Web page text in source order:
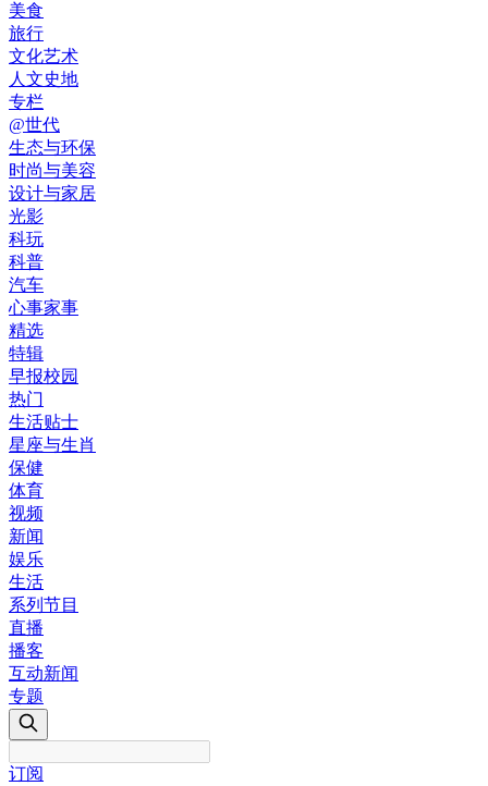
美食
旅行
文化艺术
人文史地
专栏
@世代
生态与环保
时尚与美容
设计与家居
光影
科玩
科普
汽车
心事家事
精选
特辑
早报校园
热门
生活贴士
星座与生肖
保健
体育
视频
新闻
娱乐
生活
系列节目
直播
播客
互动新闻
专题
订阅